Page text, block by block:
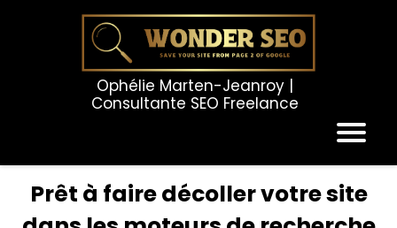
Ophélie Marten-Jeanroy |
Consultante SEO Freelance
Prêt à faire décoller votre site